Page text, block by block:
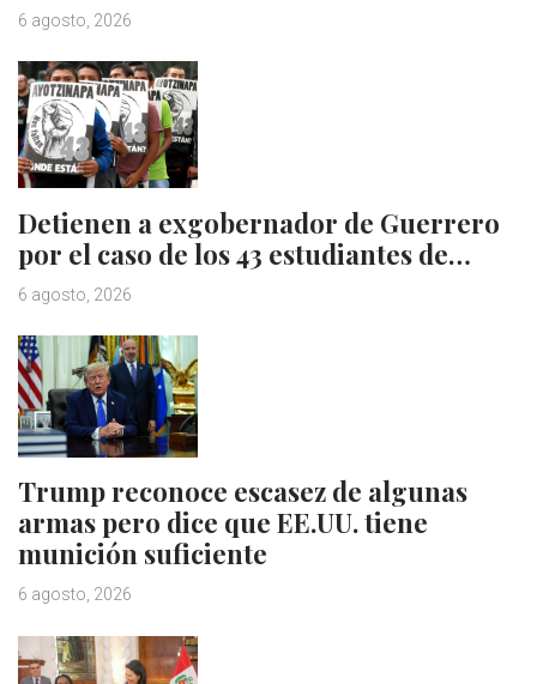
6 agosto, 2026
Detienen a exgobernador de Guerrero
por el caso de los 43 estudiantes de…
6 agosto, 2026
Trump reconoce escasez de algunas
armas pero dice que EE.UU. tiene
munición suficiente
6 agosto, 2026